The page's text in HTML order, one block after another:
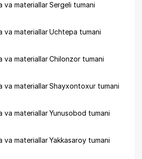
va materiallar Sergeli tumani
va materiallar Uchtepa tumani
va materiallar Chilonzor tumani
va materiallar Shayxontoxur tumani
va materiallar Yunusobod tumani
va materiallar Yakkasaroy tumani